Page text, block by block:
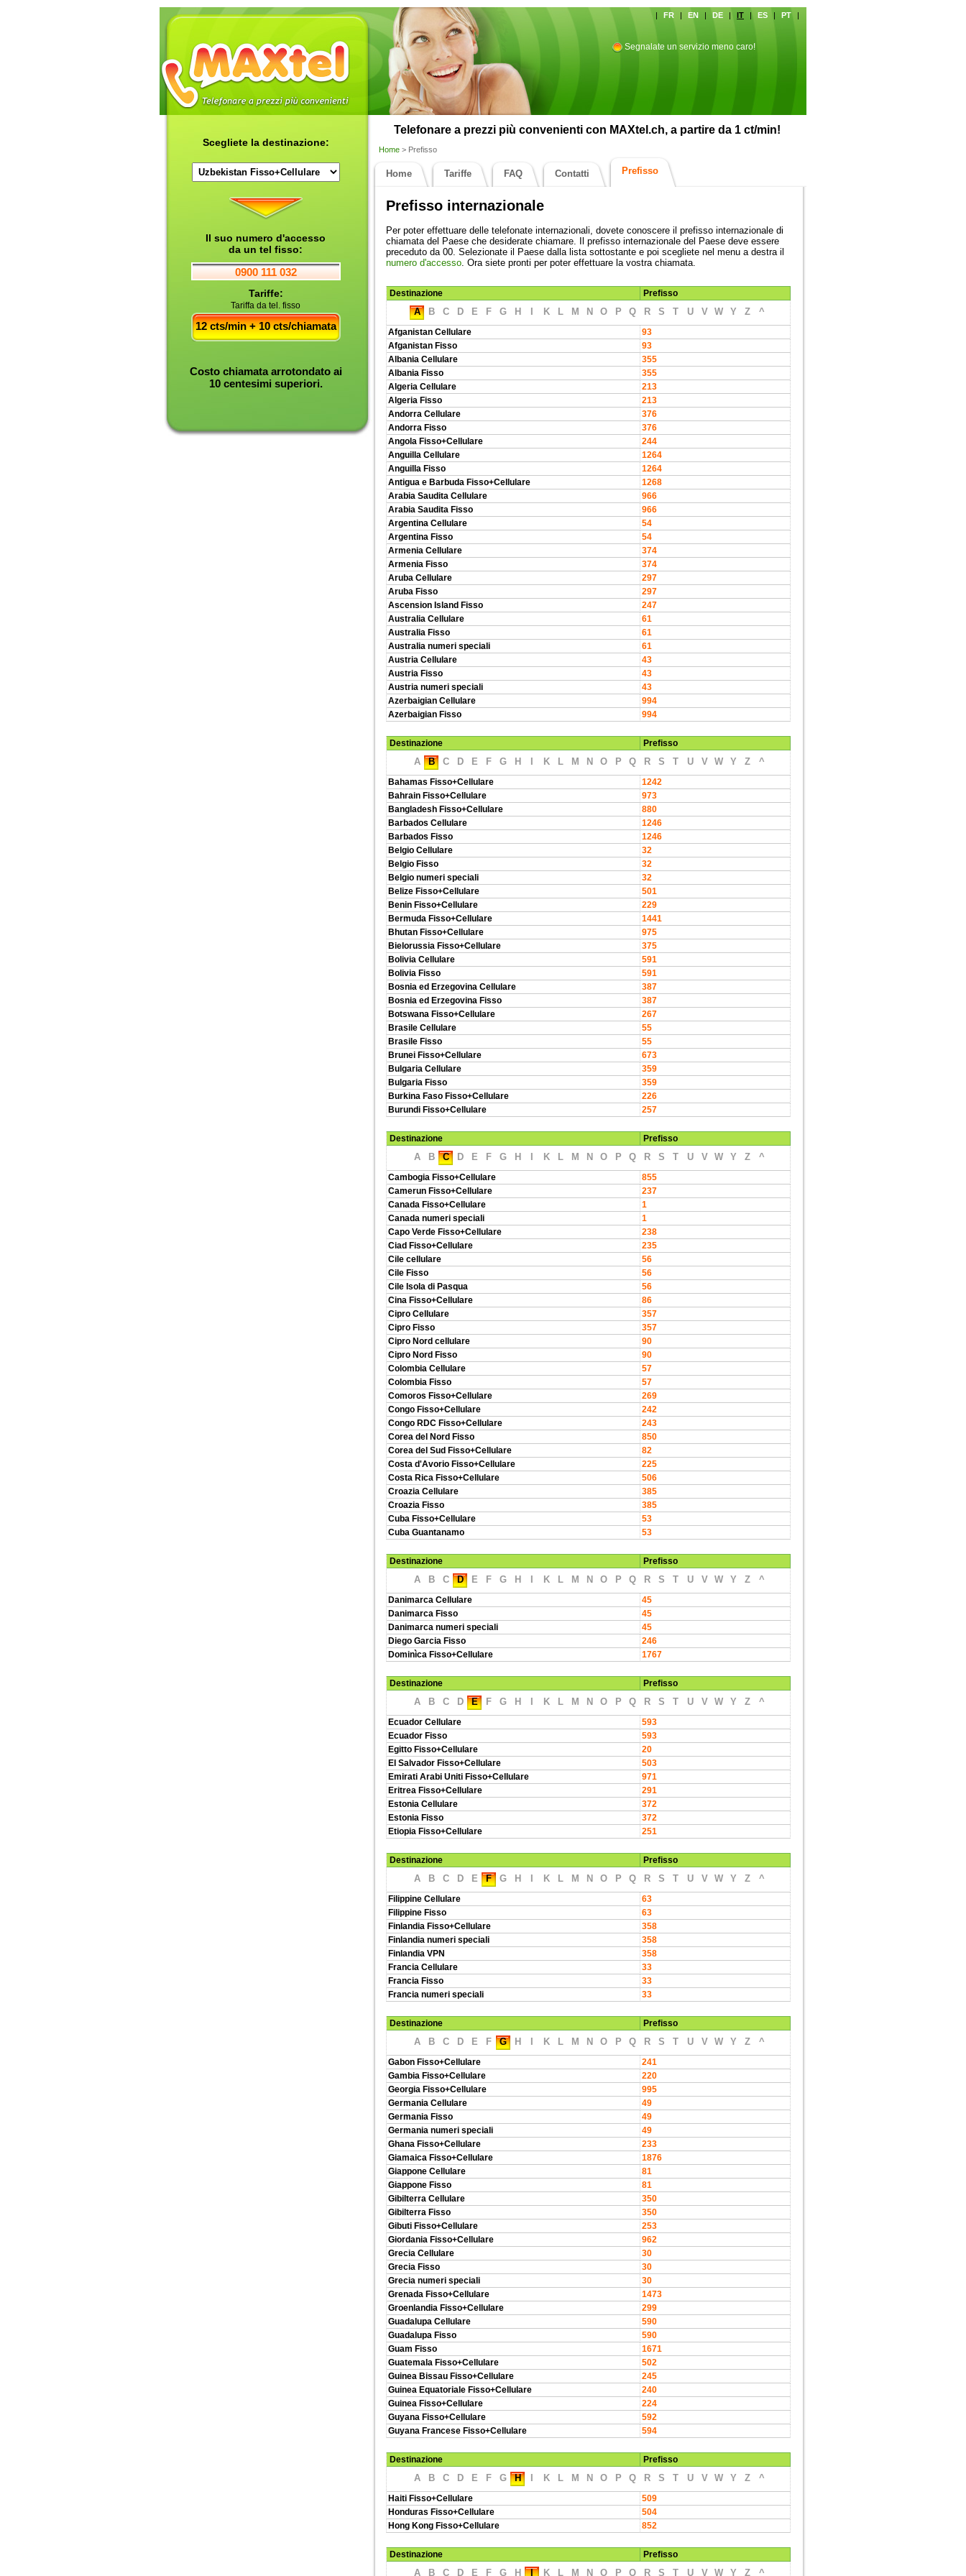
| FR | EN | DE | IT | ES | PT |
Segnalate un servizio meno caro!
Scegliete la destinazione:
Il suo numero d'accesso
da un tel fisso:
0900 111 032
Tariffe:
Tariffa da tel. fisso
12 cts/min + 10 cts/chiamata
Costo chiamata arrotondato ai
10 centesimi superiori.
Telefonare a prezzi più convenienti con MAXtel.ch, a partire da 1 ct/min!
Home > Prefisso
Home Tariffe FAQ Contatti Prefisso
Prefisso internazionale
Per poter effettuare delle telefonate internazionali, dovete conoscere il prefisso internazionale di
chiamata del Paese che desiderate chiamare. Il prefisso internazionale del Paese deve essere
preceduto da 00. Selezionate il Paese dalla lista sottostante e poi scegliete nel menu a destra il
numero d'accesso. Ora siete pronti per poter effettuare la vostra chiamata.
Destinazione Prefisso
A B C D E F G H K L M N O P Q R S T U V W Y Z ^
Afganistan Cellulare
93
Afganistan Fisso
93
Albania Cellulare
355
Albania Fisso
355
Algeria Cellulare
213
Algeria Fisso
213
Andorra Cellulare
376
Andorra Fisso
376
Angola Fisso+Cellulare
244
Anguilla Cellulare
1264
Anguilla Fisso
1264
Antigua e Barbuda Fisso+Cellulare
1268
Arabia Saudita Cellulare
966
Arabia Saudita Fisso
966
Argentina Cellulare
54
Argentina Fisso
54
Armenia Cellulare
374
Armenia Fisso
374
Aruba Cellulare
297
Aruba Fisso
297
Ascension Island Fisso
247
Australia Cellulare
61
Australia Fisso
61
Australia numeri speciali
61
Austria Cellulare
43
Austria Fisso
43
Austria numeri speciali
43
Azerbaigian Cellulare
994
Azerbaigian Fisso
994
Destinazione Prefisso
A B C D E F G H K L M N O P Q R S T U V W Y Z ^
Bahamas Fisso+Cellulare
1242
Bahrain Fisso+Cellulare
973
Bangladesh Fisso+Cellulare
880
Barbados Cellulare
1246
Barbados Fisso
1246
Belgio Cellulare
32
Belgio Fisso
32
Belgio numeri speciali
32
Belize Fisso+Cellulare
501
Benin Fisso+Cellulare
229
Bermuda Fisso+Cellulare
1441
Bhutan Fisso+Cellulare
975
Bielorussia Fisso+Cellulare
375
Bolivia Cellulare
591
Bolivia Fisso
591
Bosnia ed Erzegovina Cellulare
387
Bosnia ed Erzegovina Fisso
387
Botswana Fisso+Cellulare
267
Brasile Cellulare
55
Brasile Fisso
55
Brunei Fisso+Cellulare
673
Bulgaria Cellulare
359
Bulgaria Fisso
359
Burkina Faso Fisso+Cellulare
226
Burundi Fisso+Cellulare
257
Destinazione Prefisso
A B C D E F G H K L M N O P Q R S T U V W Y Z ^
Cambogia Fisso+Cellulare
855
Camerun Fisso+Cellulare
237
Canada Fisso+Cellulare
1
Canada numeri speciali
1
Capo Verde Fisso+Cellulare
238
Ciad Fisso+Cellulare
235
Cile cellulare
56
Cile Fisso
56
Cile Isola di Pasqua
56
Cina Fisso+Cellulare
86
Cipro Cellulare
357
Cipro Fisso
357
Cipro Nord cellulare
90
Cipro Nord Fisso
90
Colombia Cellulare
57
Colombia Fisso
57
Comoros Fisso+Cellulare
269
Congo Fisso+Cellulare
242
Congo RDC Fisso+Cellulare
243
Corea del Nord Fisso
850
Corea del Sud Fisso+Cellulare
82
Costa d'Avorio Fisso+Cellulare
225
Costa Rica Fisso+Cellulare
506
Croazia Cellulare
385
Croazia Fisso
385
Cuba Fisso+Cellulare
53
Cuba Guantanamo
53
Destinazione Prefisso
A B C D E F G H K L M N O P Q R S T U V W Y Z ^
Danimarca Cellulare
45
Danimarca Fisso
45
Danimarca numeri speciali
45
Diego Garcia Fisso
246
Dominìca Fisso+Cellulare
1767
Destinazione Prefisso
A B C D E F G H K L M N O P Q R S T U V W Y Z ^
Ecuador Cellulare
593
Ecuador Fisso
593
Egitto Fisso+Cellulare
20
El Salvador Fisso+Cellulare
503
Emirati Arabi Uniti Fisso+Cellulare
971
Eritrea Fisso+Cellulare
291
Estonia Cellulare
372
Estonia Fisso
372
Etiopia Fisso+Cellulare
251
Destinazione Prefisso
A B C D E F G H K L M N O P Q R S T U V W Y Z ^
Filippine Cellulare
63
Filippine Fisso
63
Finlandia Fisso+Cellulare
358
Finlandia numeri speciali
358
Finlandia VPN
358
Francia Cellulare
33
Francia Fisso
33
Francia numeri speciali
33
Destinazione Prefisso
A B C D E F G H K L M N O P Q R S T U V W Y Z ^
Gabon Fisso+Cellulare
241
Gambia Fisso+Cellulare
220
Georgia Fisso+Cellulare
995
Germania Cellulare
49
Germania Fisso
49
Germania numeri speciali
49
Ghana Fisso+Cellulare
233
Giamaica Fisso+Cellulare
1876
Giappone Cellulare
81
Giappone Fisso
81
Gibilterra Cellulare
350
Gibilterra Fisso
350
Gibuti Fisso+Cellulare
253
Giordania Fisso+Cellulare
962
Grecia Cellulare
30
Grecia Fisso
30
Grecia numeri speciali
30
Grenada Fisso+Cellulare
1473
Groenlandia Fisso+Cellulare
299
Guadalupa Cellulare
590
Guadalupa Fisso
590
Guam Fisso
1671
Guatemala Fisso+Cellulare
502
Guinea Bissau Fisso+Cellulare
245
Guinea Equatoriale Fisso+Cellulare
240
Guinea Fisso+Cellulare
224
Guyana Fisso+Cellulare
592
Guyana Francese Fisso+Cellulare
594
Destinazione Prefisso
A B C D E F G H K L M N O P Q R S T U V W Y Z ^
Haiti Fisso+Cellulare
509
Honduras Fisso+Cellulare
504
Hong Kong Fisso+Cellulare
852
Destinazione Prefisso
A B C D E F G H I K L M N O P Q R S T U V W Y Z ^